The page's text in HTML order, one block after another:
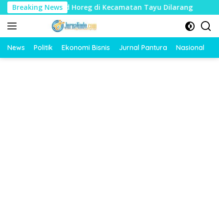
Langsung
ke
konten
Breaking News
Horeg di Kecamatan Tayu Dilarang Dua Jari
News Politik Ekonomi Bisnis Jurnal Pantura Nasional